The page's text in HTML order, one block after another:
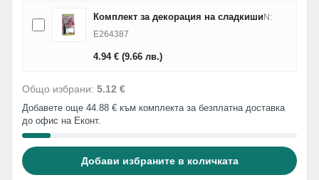
Комплект за декорация на сладкишиN:
E264387
4.94 € (9.66 лв.)
Общо избрани: 5.12 €
Добавете още 44.88 € към комплекта за безплатна доставка
до офис на Еконт.
Добави избраните в количката